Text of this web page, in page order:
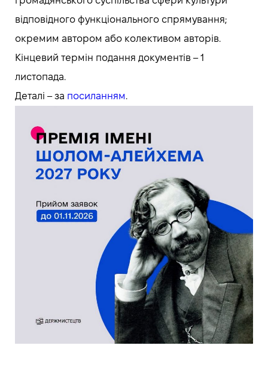
відповідного функціонального спрямування;
окремим автором або колективом авторів.
Кінцевий термін подання документів – 1
листопада.
Деталі – за посиланням.